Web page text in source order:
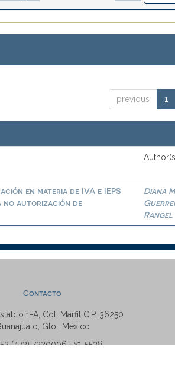
previous 1
en materia de IVA e IEPS
no autorización de
Diana
Rangel
Contacto
1-A, Col. Marfil C.P. 36250
Gto., México
(473) 7320006 Ext. 5538